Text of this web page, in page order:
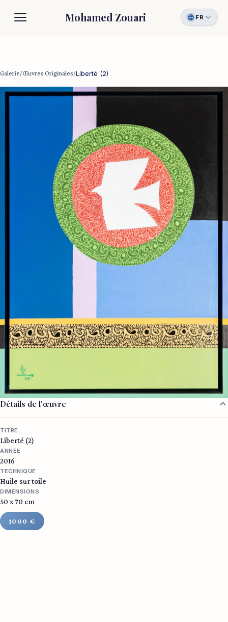
Mohamed Zouari
Biographie
Contact
FR
Galerie/Œuvres Originales/Liberté (2)
Détails de l'œuvre
TITRE
Liberté (2)
ANNÉE
2016
TECHNIQUE
Huile sur toile
DIMENSIONS
50 x 70 cm
1000 €